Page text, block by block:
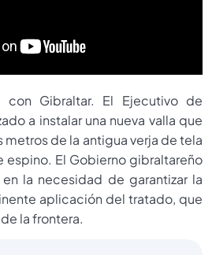
con Gibraltar. El Ejecutivo de
a instalar una nueva valla que
metros de la antigua verja de tela
espino. El Gobierno gibraltareño
la necesidad de garantizar la
aplicación del tratado, que
la frontera.